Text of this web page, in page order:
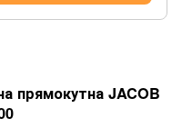
прямокутна JACOB